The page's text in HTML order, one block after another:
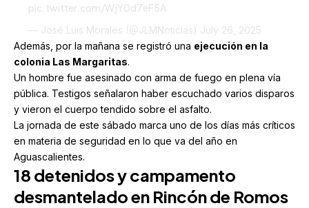
pic.twitter.com/WjY0d7eF5A
— José Luis Morales (@JLMNoticias) July 26, 2025
Además, por la mañana se registró una ejecución en la
colonia Las Margaritas.
Un hombre fue asesinado con arma de fuego en plena vía
pública. Testigos señalaron haber escuchado varios disparos
y vieron el cuerpo tendido sobre el asfalto.
La jornada de este sábado marca uno de los días más críticos
en materia de seguridad en lo que va del año en
Aguascalientes.
18 detenidos y campamento
desmantelado en Rincón de Romos